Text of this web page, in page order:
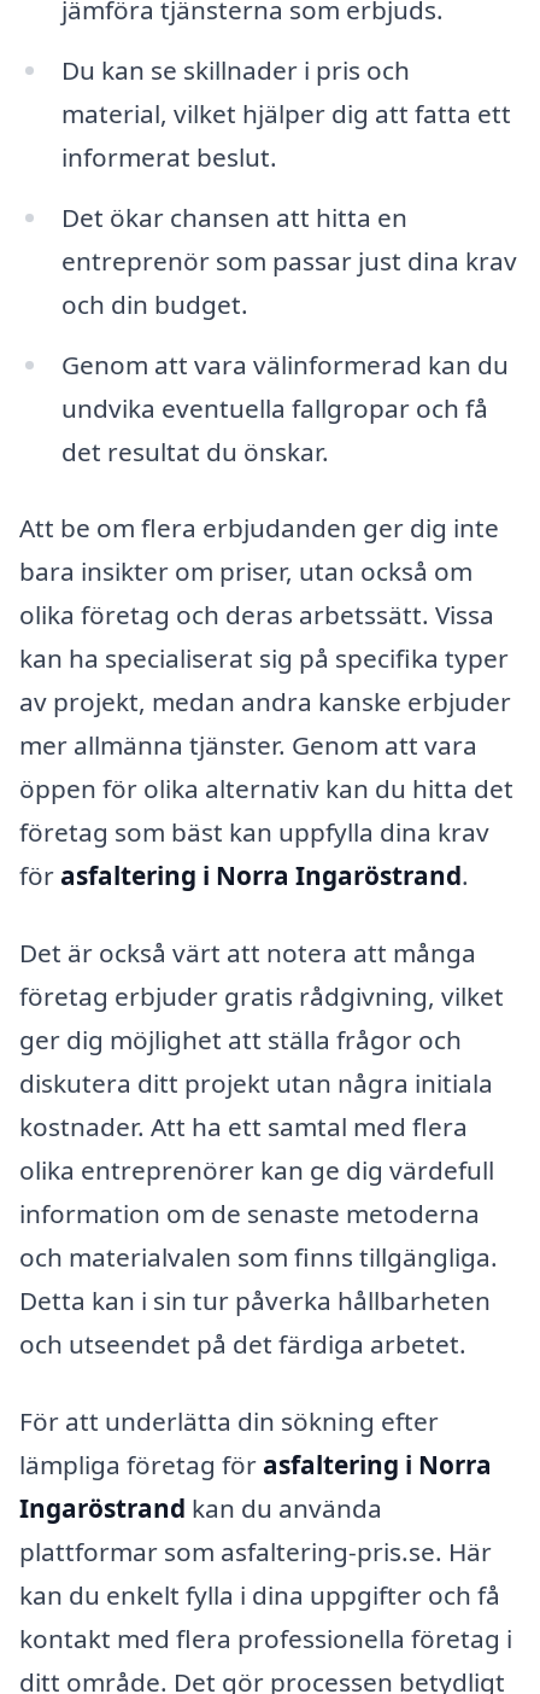
jämföra tjänsterna som erbjuds.
Du kan se skillnader i pris och
material, vilket hjälper dig att fatta ett
informerat beslut.
Det ökar chansen att hitta en
entreprenör som passar just dina krav
och din budget.
Genom att vara välinformerad kan du
undvika eventuella fallgropar och få
det resultat du önskar.
Att be om flera erbjudanden ger dig inte
bara insikter om priser, utan också om
olika företag och deras arbetssätt. Vissa
kan ha specialiserat sig på specifika typer
av projekt, medan andra kanske erbjuder
mer allmänna tjänster. Genom att vara
öppen för olika alternativ kan du hitta det
företag som bäst kan uppfylla dina krav
för asfaltering i Norra Ingaröstrand.
Det är också värt att notera att många
företag erbjuder gratis rådgivning, vilket
ger dig möjlighet att ställa frågor och
diskutera ditt projekt utan några initiala
kostnader. Att ha ett samtal med flera
olika entreprenörer kan ge dig värdefull
information om de senaste metoderna
och materialvalen som finns tillgängliga.
Detta kan i sin tur påverka hållbarheten
och utseendet på det färdiga arbetet.
För att underlätta din sökning efter
lämpliga företag för asfaltering i Norra
Ingaröstrand kan du använda
plattformar som asfaltering-pris.se. Här
kan du enkelt fylla i dina uppgifter och få
kontakt med flera professionella företag i
ditt område. Det gör processen betydligt